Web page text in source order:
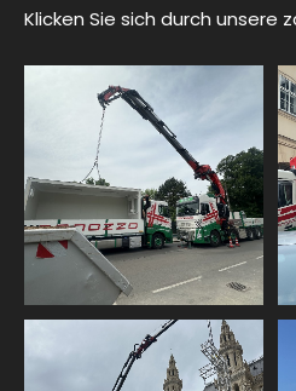
Klicken Sie sich durch unsere